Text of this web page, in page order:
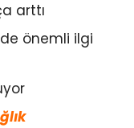
arttı
önemli ilgi